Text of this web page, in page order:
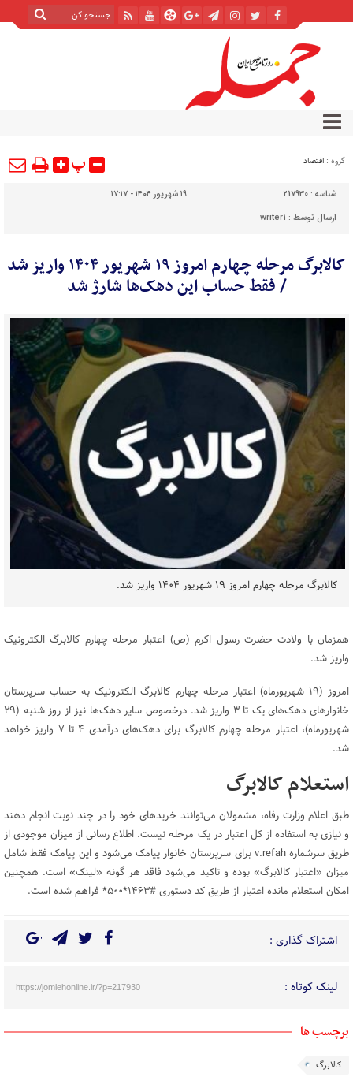
گروه : اقتصاد پ
شناسه : 217930
۱۹ شهریور ۱۴۰۴ - ۱۷:۱۷
ارسال توسط : writer1
کالابرگ مرحله چهارم امروز ۱۹ شهریور ۱۴۰۴ واریز شد
/ فقط حساب این دهک‌ها شارژ شد
کالابرگ مرحله چهارم امروز ۱۹ شهریور ۱۴۰۴ واریز شد.
همزمان با ولادت حضرت رسول اکرم (ص) اعتبار مرحله چهارم کالابرگ الکترونیک
واریز شد.
امروز (۱۹ شهریورماه) اعتبار مرحله چهارم کالابرگ الکترونیک به حساب سرپرستان
خانوارهای دهک‌های یک تا ۳ واریز شد. درخصوص سایر دهک‌ها نیز از روز شنبه (۲۹
شهریورماه)، اعتبار مرحله چهارم کالابرگ برای دهک‌های درآمدی ۴ تا ۷ واریز خواهد
شد.
استعلام کالابرگ
طبق اعلام وزارت رفاه، ​مشمولان می‌توانند خریدهای خود را در چند نوبت انجام دهند
و نیازی به استفاده از کل اعتبار در یک مرحله نیست. اطلاع رسانی از میزان موجودی از
طریق سرشماره v.refah برای سرپرستان خانوار پیامک می‌شود و این پیامک فقط شامل
میزان «اعتبار کالابرگ» بوده و تاکید می‌شود فاقد هر گونه «لینک» است. همچنین
امکان استعلام مانده اعتبار از طریق کد دستوری #۱۴۶۳*۵۰۰* فراهم شده است.
اشتراک گذاری :
لینک کوتاه : https://jomlehonline.ir/?p=217930
برچسب ها
کالابرگ